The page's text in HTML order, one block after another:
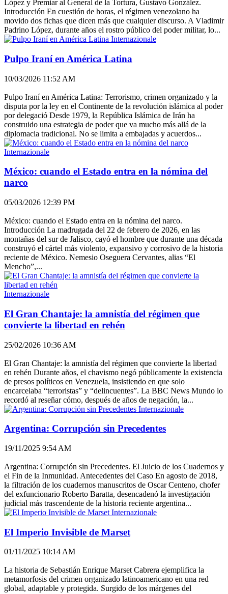
López y Premiar al General de la Tortura, Gustavo González.
Introducción En cuestión de horas, el régimen venezolano ha
movido dos fichas que dicen más que cualquier discurso. A Vladimir
Padrino López, durante años el rostro público del poder militar, lo...
Internazionale
Pulpo Iraní en América Latina
10/03/2026 11:52 AM
Pulpo Iraní en América Latina: Terrorismo, crimen organizado y la
disputa por la ley en el Continente de la revolución islámica al poder
por delegació Desde 1979, la República Islámica de Irán ha
construido una estrategia de poder que va mucho más allá de la
diplomacia tradicional. No se limita a embajadas y acuerdos...
Internazionale
México: cuando el Estado entra en la nómina del
narco
05/03/2026 12:39 PM
México: cuando el Estado entra en la nómina del narco.
Introducción La madrugada del 22 de febrero de 2026, en las
montañas del sur de Jalisco, cayó el hombre que durante una década
construyó el cártel más violento, expansivo y corrosivo de la historia
reciente de México. Nemesio Oseguera Cervantes, alias “El
Mencho”,...
Internazionale
El Gran Chantaje: la amnistía del régimen que
convierte la libertad en rehén
25/02/2026 10:36 AM
El Gran Chantaje: la amnistía del régimen que convierte la libertad
en rehén Durante años, el chavismo negó públicamente la existencia
de presos políticos en Venezuela, insistiendo en que solo
encarcelaba “terroristas” y “delincuentes”. La BBC News Mundo lo
recordó al reseñar cómo, después de años de negación, la...
Internazionale
Argentina: Corrupción sin Precedentes
19/11/2025 9:54 AM
Argentina: Corrupción sin Precedentes. El Juicio de los Cuadernos y
el Fin de la Inmunidad. Antecedentes del Caso En agosto de 2018,
la filtración de los cuadernos manuscritos de Oscar Centeno, chofer
del exfuncionario Roberto Baratta, desencadenó la investigación
judicial más trascendente de la historia reciente argentina...
Internazionale
El Imperio Invisible de Marset
01/11/2025 10:14 AM
La historia de Sebastián Enrique Marset Cabrera ejemplifica la
metamorfosis del crimen organizado latinoamericano en una red
global, adaptable y protegida. Surgido de los márgenes del